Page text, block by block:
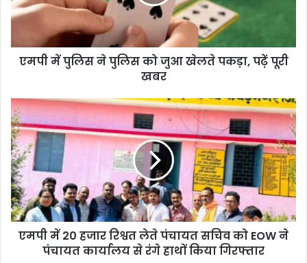
l
s
s
एमपी में पुलिस ने पुलिस को जुआ खेलते पकड़ा, पढ़ें पूरी
खबर
एमपी में 20 हजार रिश्वत लेते पंचायत सचिव को EOW ने
पंचायत कार्यालय से रंगे हाथों किया गिरफ्तार